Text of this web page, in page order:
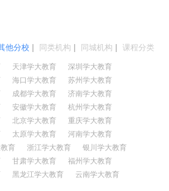
他分校 | 同类机构 | 同城机构 | 课程分类
天津学大教育
深圳学大教育
海口学大教育
苏州学大教育
成都学大教育
济南学大教育
安徽学大教育
杭州学大教育
北京学大教育
重庆学大教育
太原学大教育
河南学大教育
育 浙江学大教育
银川学大教育
甘肃学大教育
福州学大教育
黑龙江学大教育
云南学大教育